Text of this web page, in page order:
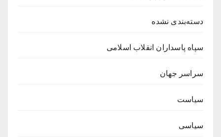
دسته‌بندی نشده
سپاه پاسداران انقلاب اسلامی
سراسر جهان
سیاست
سیاسی